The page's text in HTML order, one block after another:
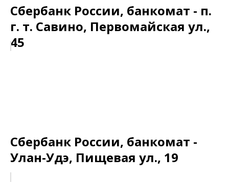
Сбербанк России, банкомат - п.
г. т. Савино, Первомайская ул.,
45
Сбербанк России, банкомат -
Улан-Удэ, Пищевая ул., 19